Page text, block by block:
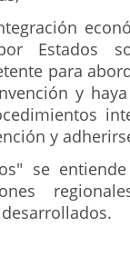
Estados
para
y
y
se